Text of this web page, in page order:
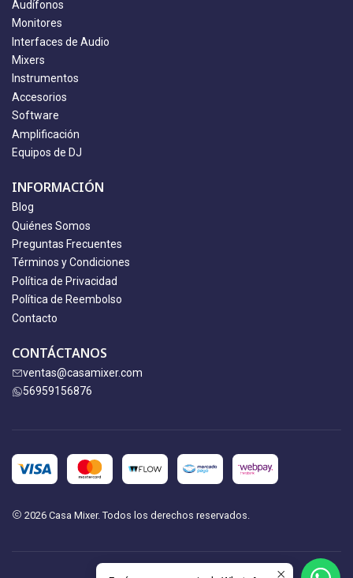
Audífonos
Monitores
Interfaces de Audio
Mixers
Instrumentos
Accesorios
Software
Amplificación
Equipos de DJ
INFORMACIÓN
Blog
Quiénes Somos
Preguntas Frecuentes
Términos y Condiciones
Política de Privacidad
Política de Reembolso
Contacto
CONTÁCTANOS
ventas@casamixer.com
56959156876
2026 Casa Mixer. Todos los derechos reservados.